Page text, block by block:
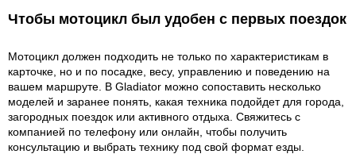
Чтобы мотоцикл был удобен с первых поездок
Мотоцикл должен подходить не только по характеристикам в
карточке, но и по посадке, весу, управлению и поведению на
вашем маршруте. В Gladiator можно сопоставить несколько
моделей и заранее понять, какая техника подойдет для города,
загородных поездок или активного отдыха. Свяжитесь с
компанией по телефону или онлайн, чтобы получить
консультацию и выбрать технику под свой формат езды.